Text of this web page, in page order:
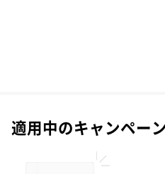
適用中のキャンペーン